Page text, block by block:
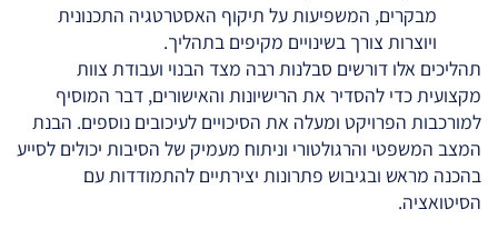
מבקרים, המשפיעות על תיקוף האסטרטגיה התכנונית
ויוצרות צורך בשינויים מקיפים בתהליך.
תהליכים אלו דורשים סבלנות רבה מצד הבנוי ועבודת צוות
מקצועית כדי להסדיר את הרישיונות והאישורים, דבר המוסיף
למורכבות הפרויקט ומעלה את הסיכויים לעיכובים נוספים. הבנת
המצב המשפטי והרגולטורי וניתוח מעמיק של הסיבות יכולים לסייע
בהכנה מראש ובגיבוש פתרונות יצירתיים להתמודדות עם
הסיטואציה.